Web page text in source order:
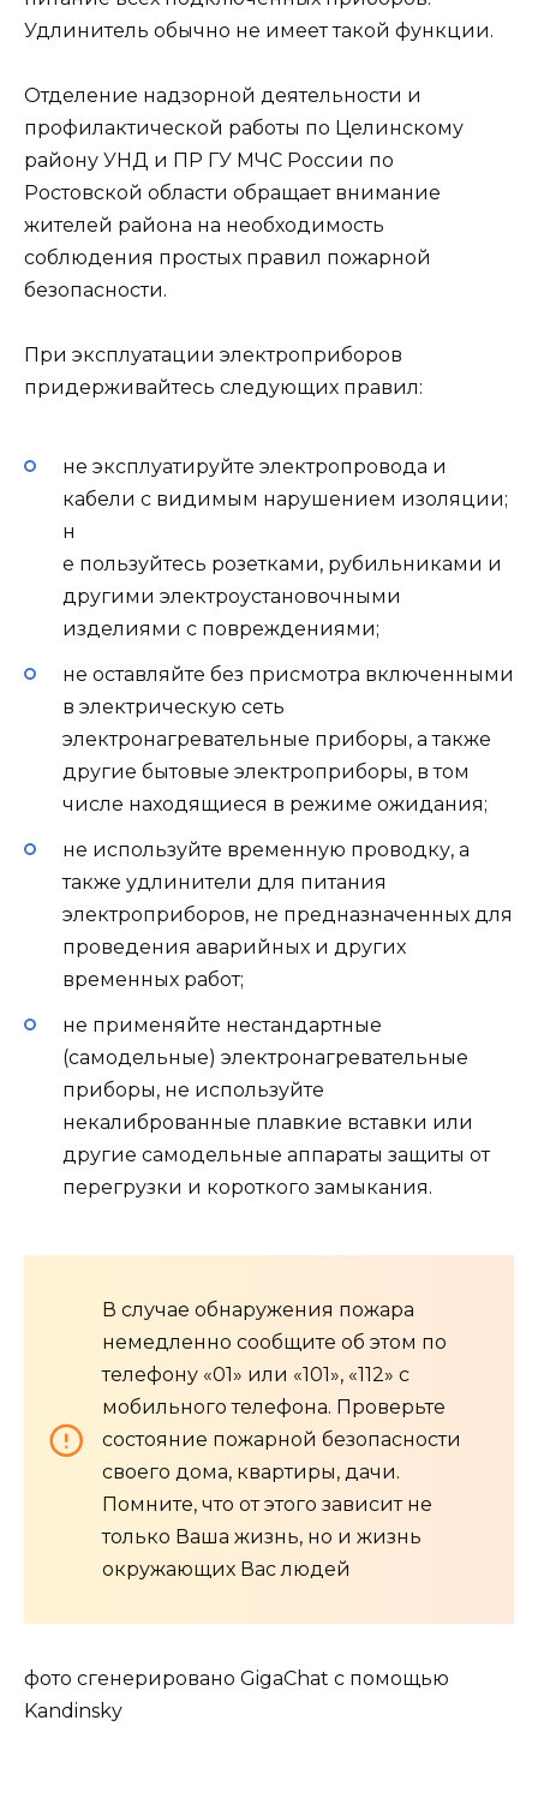
Удлинитель обычно не имеет такой функции.
Отделение надзорной деятельности и
профилактической работы по Целинскому
району УНД и ПР ГУ МЧС России по
Ростовской области обращает внимание
жителей района на необходимость
соблюдения простых правил пожарной
безопасности.
При эксплуатации электроприборов
придерживайтесь следующих правил:
не эксплуатируйте электропровода и
кабели с видимым нарушением изоляции;
н
е пользуйтесь розетками, рубильниками и
другими электроустановочными
изделиями с повреждениями;
не оставляйте без присмотра включенными
в электрическую сеть
электронагревательные приборы, а также
другие бытовые электроприборы, в том
числе находящиеся в режиме ожидания;
не используйте временную проводку, а
также удлинители для питания
электроприборов, не предназначенных для
проведения аварийных и других
временных работ;
не применяйте нестандартные
(самодельные) электронагревательные
приборы, не используйте
некалиброванные плавкие вставки или
другие самодельные аппараты защиты от
перегрузки и короткого замыкания.
В случае обнаружения пожара
немедленно сообщите об этом по
телефону «01» или «101», «112» с
мобильного телефона. Проверьте
состояние пожарной безопасности
своего дома, квартиры, дачи.
Помните, что от этого зависит не
только Ваша жизнь, но и жизнь
окружающих Вас людей
фото сгенерировано GigaChat с помощью
Kandinsky